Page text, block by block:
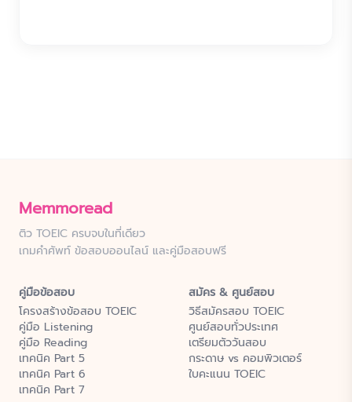
Memmoread
ติว TOEIC ครบจบในที่เดียว
เกมคำศัพท์ ข้อสอบออนไลน์ และคู่มือสอบฟรี
คู่มือข้อสอบ
โครงสร้างข้อสอบ TOEIC
คู่มือ Listening
คู่มือ Reading
เทคนิค Part 5
เทคนิค Part 6
เทคนิค Part 7
สมัคร & ศูนย์สอบ
วิธีสมัครสอบ TOEIC
ศูนย์สอบทั่วประเทศ
เตรียมตัววันสอบ
กระดาษ vs คอมพิวเตอร์
ใบคะแนน TOEIC